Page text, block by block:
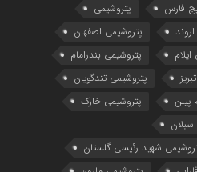
فارس
پتروشیمی
پتروشیمی اصفهان
پتروشیمی بندرامام
پتروشیمی تندگویان
پیلن
پتروشیمی خارک
شهید رئیسی گلستان